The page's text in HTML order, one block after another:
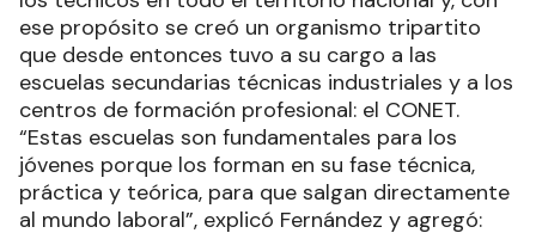
ese propósito se creó un organismo tripartito
que desde entonces tuvo a su cargo a las
escuelas secundarias técnicas industriales y a los
centros de formación profesional: el CONET.
“Estas escuelas son fundamentales para los
jóvenes porque los forman en su fase técnica,
práctica y teórica, para que salgan directamente
al mundo laboral”, explicó Fernández y agregó: